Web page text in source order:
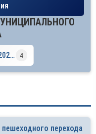
Запросы 2020 год 4
перехода